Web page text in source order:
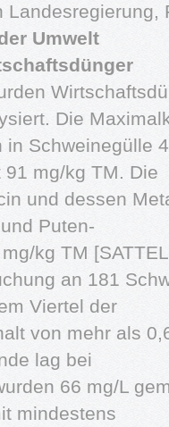
Landesregierung,
Umwelt
Die
Schweinegülle
mg/kg TM. Die
und dessen
Puten-
kg TM
an 181
Viertel der
von mehr als
lag bei
66 mg/L
mindestens